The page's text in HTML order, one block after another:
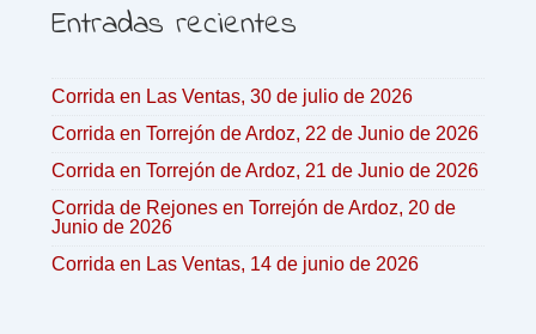
Entradas recientes
Corrida en Las Ventas, 30 de julio de 2026
Corrida en Torrejón de Ardoz, 22 de Junio de 2026
Corrida en Torrejón de Ardoz, 21 de Junio de 2026
Corrida de Rejones en Torrejón de Ardoz, 20 de
Junio de 2026
Corrida en Las Ventas, 14 de junio de 2026